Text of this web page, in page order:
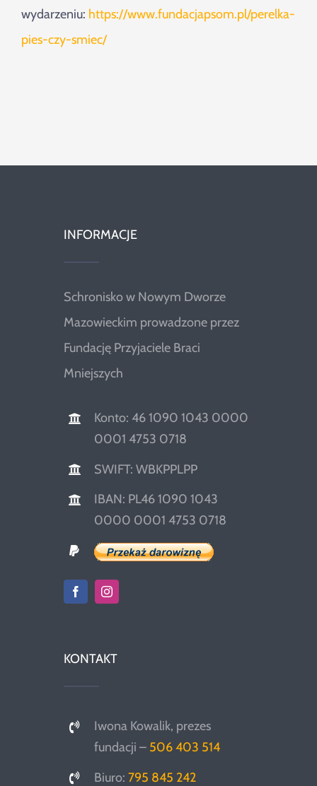
wydarzeniu: https://www.fundacjapsom.pl/perelka-
pies-czy-smiec/
INFORMACJE
Schronisko w Nowym Dworze
Mazowieckim prowadzone przez
Fundację Przyjaciele Braci
Mniejszych
Konto: 46 1090 1043 0000
0001 4753 0718
SWIFT: WBKPPLPP
IBAN: PL46 1090 1043
0000 0001 4753 0718
KONTAKT
Iwona Kowalik, prezes
fundacji – 506 403 514
Biuro:795 845 242